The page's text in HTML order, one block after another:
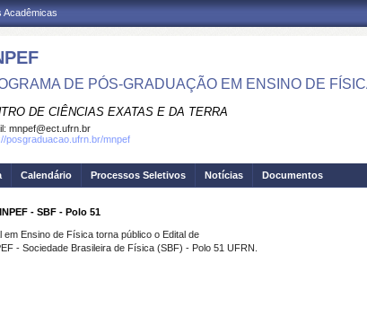
Acadêmicas
DE PÓS-GRADUAÇÃO EM ENSINO DE
DE CIÊNCIAS EXATAS E DA TERRA
mnpef@ect.ufrn.br
posgraduacao.ufrn.br/mnpef
Calendário Processos Seletivos Notícias Documentos
- SBF - Polo 51
Ensino de Física torna público o Edital de
- Sociedade Brasileira de Física (SBF) - Polo 51 UFRN.